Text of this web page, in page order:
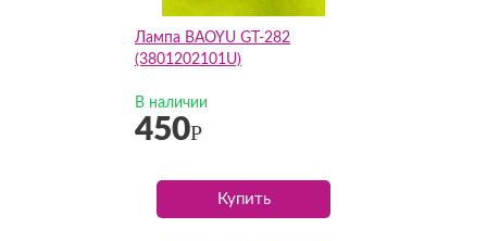
Лампа BAOYU GT-282
(3801202101U)
В наличии
450Р
Купить